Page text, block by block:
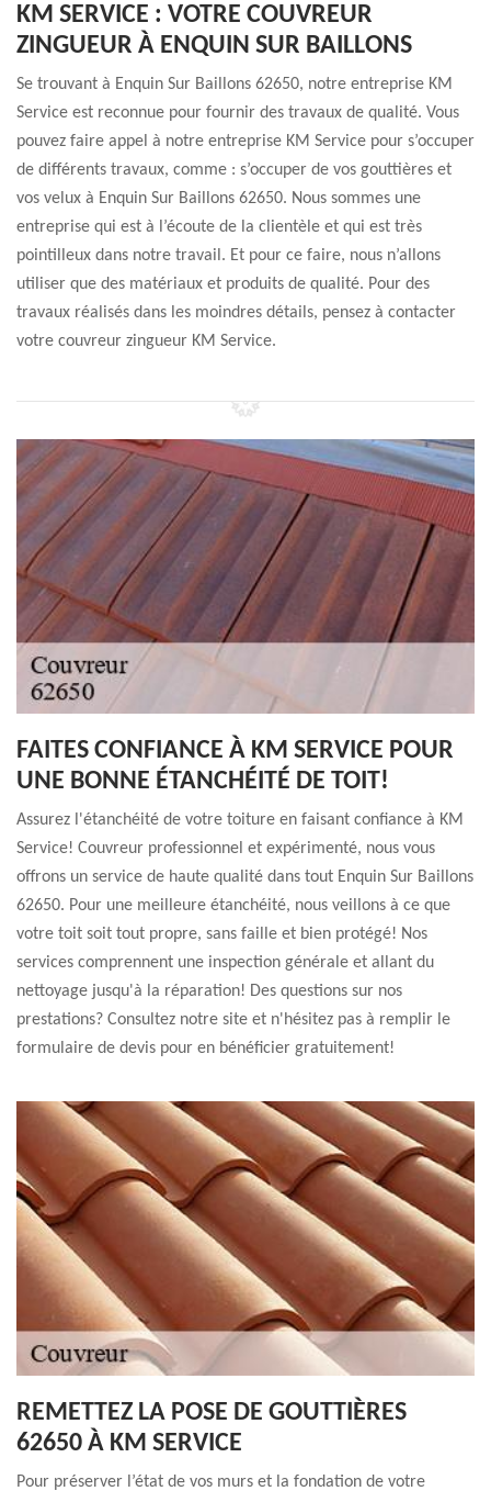
KM SERVICE : VOTRE COUVREUR
ZINGUEUR À ENQUIN SUR BAILLONS
Se trouvant à Enquin Sur Baillons 62650, notre entreprise KM
Service est reconnue pour fournir des travaux de qualité. Vous
pouvez faire appel à notre entreprise KM Service pour s’occuper
de différents travaux, comme : s’occuper de vos gouttières et
vos velux à Enquin Sur Baillons 62650. Nous sommes une
entreprise qui est à l’écoute de la clientèle et qui est très
pointilleux dans notre travail. Et pour ce faire, nous n’allons
utiliser que des matériaux et produits de qualité. Pour des
travaux réalisés dans les moindres détails, pensez à contacter
votre couvreur zingueur KM Service.
FAITES CONFIANCE À KM SERVICE POUR
UNE BONNE ÉTANCHÉITÉ DE TOIT!
Assurez l'étanchéité de votre toiture en faisant confiance à KM
Service! Couvreur professionnel et expérimenté, nous vous
offrons un service de haute qualité dans tout Enquin Sur Baillons
62650. Pour une meilleure étanchéité, nous veillons à ce que
votre toit soit tout propre, sans faille et bien protégé! Nos
services comprennent une inspection générale et allant du
nettoyage jusqu'à la réparation! Des questions sur nos
prestations? Consultez notre site et n'hésitez pas à remplir le
formulaire de devis pour en bénéficier gratuitement!
REMETTEZ LA POSE DE GOUTTIÈRES
62650 À KM SERVICE
Pour préserver l’état de vos murs et la fondation de votre